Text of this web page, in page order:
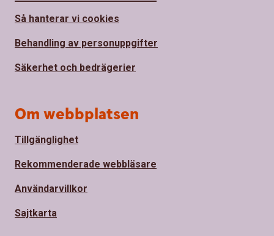
Så hanterar vi cookies
Behandling av personuppgifter
Säkerhet och bedrägerier
Om webbplatsen
Tillgänglighet
Rekommenderade webbläsare
Användarvillkor
Sajtkarta